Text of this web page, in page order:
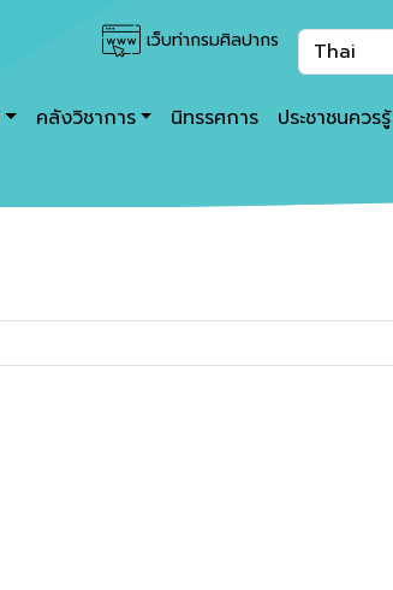
เว็บท่ากรมศิลปากร
คลังวิชาการ นิทรรศการ ประชาชนควรรู้